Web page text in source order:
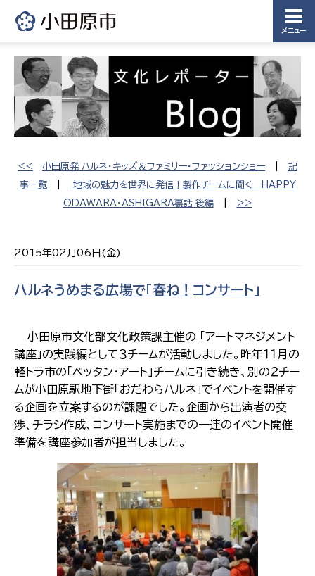
メニュー
<< 小田原発 ハルネ・キッズ＆ファミリー・ファッションショー
記
事一覧|
地域の魅力を世界に発信！製作チームに聞く HAPPY
ODAWARA・ASHIGARA裏話 後編| >>
2015年02月06日(金)
ハルネうめまる広場で「春ね！コンサート」
小田原市文化部文化政策課主催の 「アートマネジメント
講座」の実践編として３チームが活動しました。昨年１１月の
軽トラ市の「ペッタン・アート」チームに引き続き、別の２チー
ムが小田原駅地下街「おだわらハルネ」でイベントを開催す
る企画を立案するのが課題でした。企画から出演者の交
渉、チラシ作成、コンサート実施までの一連のイベント開催
準備を講座参加者が担当しました。